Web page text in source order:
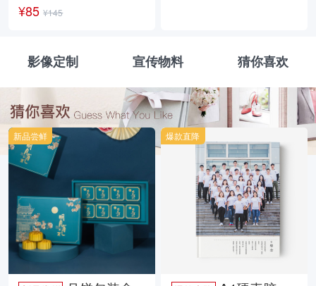
¥85 ¥145
影像定制 宣传物料 猜你喜欢
新品尝鲜 爆款直降